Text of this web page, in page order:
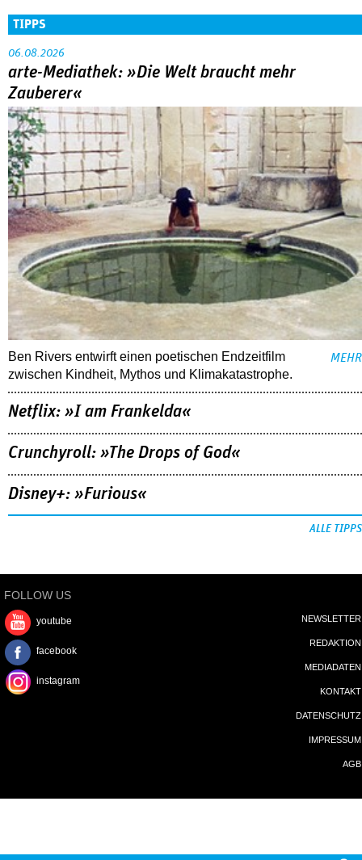
TIPPS
06.08.2026
arte-Mediathek: »Die Welt braucht mehr
Zauberer«
Ben Rivers entwirft einen poetischen Endzeitfilm
zwischen Kindheit, Mythos und Klimakatastrophe.
MEHR
Netflix: »I am Frankelda«
Crunchyroll: »The Drops of God«
Disney+: »Furious«
ALLE TIPPS
FOLLOW US
youtube
facebook
instagram
NEWSLETTER
REDAKTION
MEDIADATEN
KONTAKT
DATENSCHUTZ
IMPRESSUM
AGB